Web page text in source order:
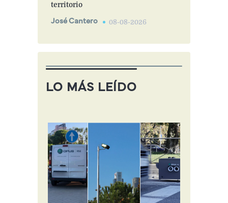
territorio
José Cantero 08-08-2026
LO MÁS LEÍDO